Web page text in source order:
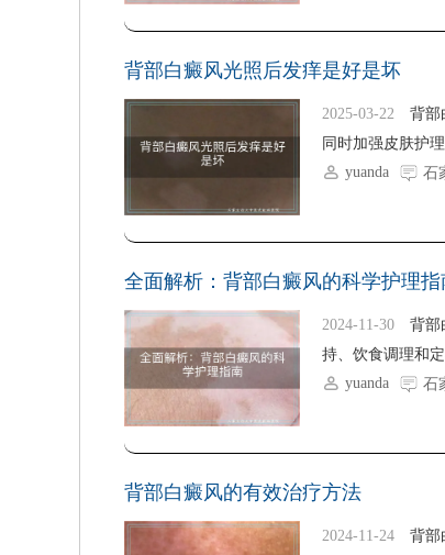
背部白癜风光照后发痒是好是坏
2025-03-22
背部
同时加强皮肤护
yuanda 石
全面解析：背部白癜风的科学护理指
2024-11-30
背部
持、饮食调理和
yuanda 石
背部白癜风的有效治疗方法
2024-11-24
背部